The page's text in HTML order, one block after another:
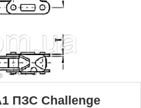
ПЗС Challenge